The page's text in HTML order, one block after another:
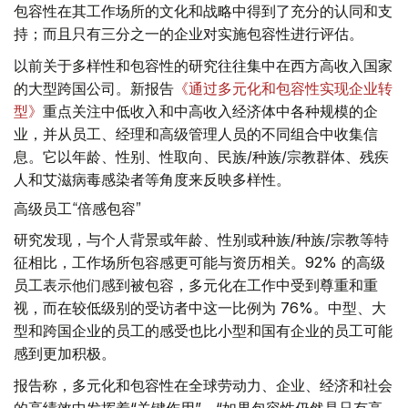
包容性在其工作场所的文化和战略中得到了充分的认同和支
持；而且只有三分之一的企业对实施包容性进行评估。
以前关于多样性和包容性的研究往往集中在西方高收入国家
的大型跨国公司。新报告 《通过多元化和包容性实现企业转
型》 重点关注中低收入和中高收入经济体中各种规模的企
业，并从员工、经理和高级管理人员的不同组合中收集信
息。它以年龄、性别、性取向、民族/种族/宗教群体、残疾
人和艾滋病毒感染者等角度来反映多样性。
高级员工“倍感包容”
研究发现，与个人背景或年龄、性别或种族/种族/宗教等特
征相比，工作场所包容感更可能与资历相关。92% 的高级
员工表示他们感到被包容，多元化在工作中受到尊重和重
视，而在较低级别的受访者中这一比例为 76%。中型、大
型和跨国企业的员工的感受也比小型和国有企业的员工可能
感到更加积极。
报告称，多元化和包容性在全球劳动力、企业、经济和社会